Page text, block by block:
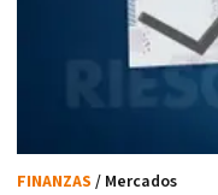
FINANZAS / Mercados